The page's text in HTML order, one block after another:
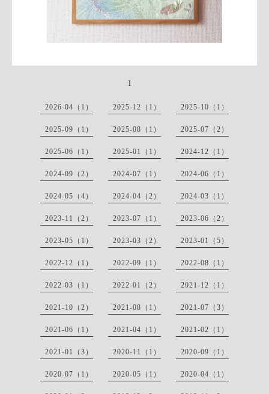
1
2026-04（1） 2025-12（1） 2025-10（1）
2025-09（1） 2025-08（1） 2025-07（2）
2025-06（1） 2025-01（1） 2024-12（1）
2024-09（2） 2024-07（1） 2024-06（1）
2024-05（4） 2024-04（2） 2024-03（1）
2023-11（2） 2023-07（1） 2023-06（2）
2023-05（1） 2023-03（2） 2023-01（5）
2022-12（1） 2022-09（1） 2022-08（1）
2022-03（1） 2022-01（2） 2021-12（1）
2021-10（2） 2021-08（1） 2021-07（3）
2021-06（1） 2021-04（1） 2021-02（1）
2021-01（3） 2020-11（1） 2020-09（1）
2020-07（1） 2020-05（1） 2020-04（1）